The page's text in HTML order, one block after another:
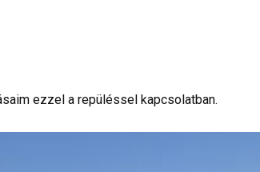
ezzel a repüléssel kapcsolatban.